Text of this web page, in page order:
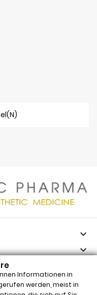



Informationen in
werden, meist in